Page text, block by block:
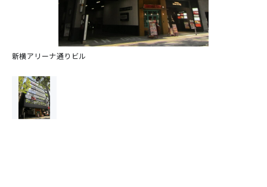
新横アリーナ通りビル